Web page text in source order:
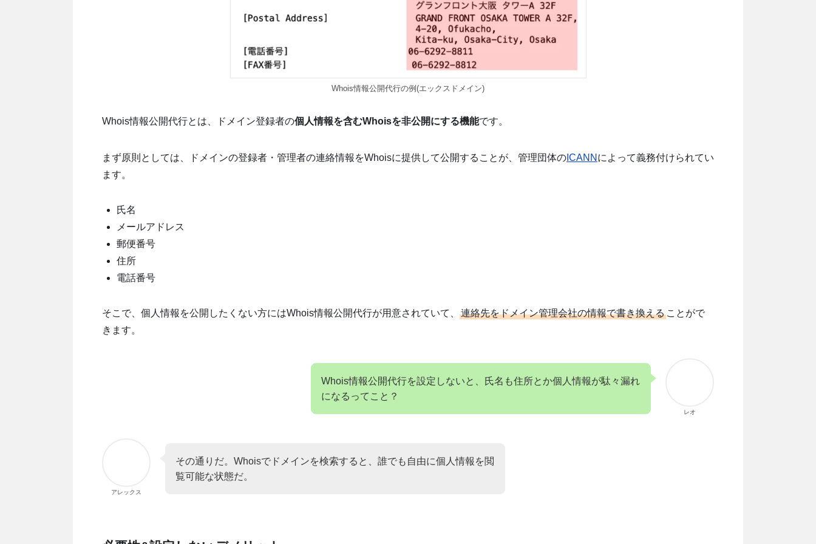
Whois情報公開代行の例(エックスドメイン)
Whois情報公開代行とは、ドメイン登録者の個人情報を含むWhoisを非公開にする機能です。
まず原則としては、ドメインの登録者・管理者の連絡情報をWhoisに提供して公開することが、管理団体の ICANN によって義務付けられてい
ます。
氏名
メールアドレス
郵便番号
住所
電話番号
そこで、個人情報を公開したくない方にはWhois情報公開代行が用意されていて、 連絡先をドメイン管理会社の情報で書き換える ことがで
きます。
レオ
Whois情報公開代行を設定しないと、氏名も住所とか個人情報が駄々漏れ
になるってこと？
アレックス
その通りだ。Whoisでドメインを検索すると、誰でも自由に個人情報を閲
覧可能な状態だ。